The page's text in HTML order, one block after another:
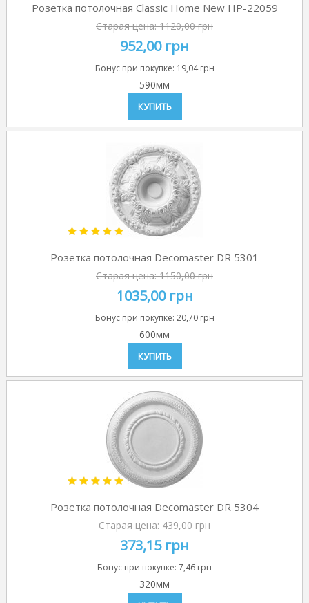
Розетка потолочная Classic Home New HP-22059
Старая цена:1120,00 грн
952,00 грн
Бонус при покупке: 19,04 грн
590мм
КУПИТЬ
Розетка потолочная Decomaster DR 5301
Старая цена:1150,00 грн
1035,00 грн
Бонус при покупке: 20,70 грн
600мм
КУПИТЬ
Розетка потолочная Decomaster DR 5304
Старая цена:439,00 грн
373,15 грн
Бонус при покупке: 7,46 грн
320мм